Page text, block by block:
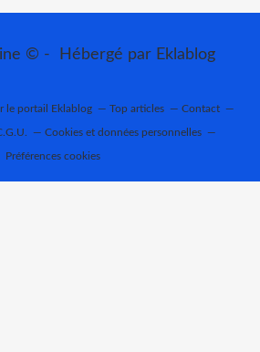
© - Hébergé par Eklablog
le portail Eklablog Top articles Contact
Cookies et données personnelles
Préférences cookies